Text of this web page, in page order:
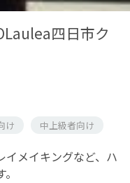
四日市ク
け 中上級者向け
イメイキングなど、ハ